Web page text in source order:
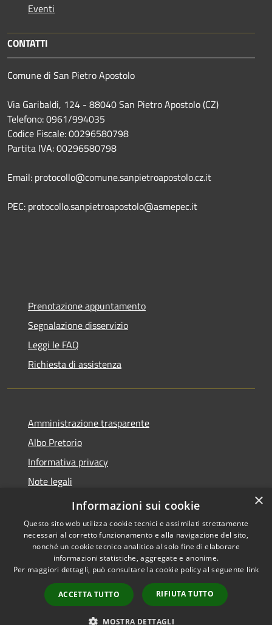
Eventi
CONTATTI
Comune di San Pietro Apostolo
Via Garibaldi, 124 - 88040 San Pietro Apostolo (CZ)
Telefono: 0961/994035
Codice Fiscale: 00296580798
Partita IVA: 00296580798
Email: protocollo@comune.sanpietroapostolo.cz.it
PEC: protocollo.sanpietroapostolo@asmepec.it
Prenotazione appuntamento
Segnalazione disservizio
Leggi le FAQ
Richiesta di assistenza
Amministrazione trasparente
Albo Pretorio
Informativa privacy
Note legali
Dichiarazione di accessibilità
Accessibilità
Copyright © 2026 • Comune di
San Pietro Apostolo • Powered
byMunicipium
Accesso
redazione
×
Informazioni sui cookie
Questo sito web utilizza cookie tecnici e assimilati strettamente
necessari al corretto funzionamento e alla navigazione del sito,
nonché un cookie tecnico analitico al solo fine di elaborare
informazioni statistiche, aggregate e anonime.
Per maggiori dettagli, può consultare la cookie policy al seguente link
ACCETTA TUTTO RIFIUTA TUTTO
MOSTRA DETTAGLI